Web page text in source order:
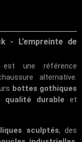
- L’empreinte de
est une référence
alternative.
bottes gothiques
qualité durable et
sculptés, des